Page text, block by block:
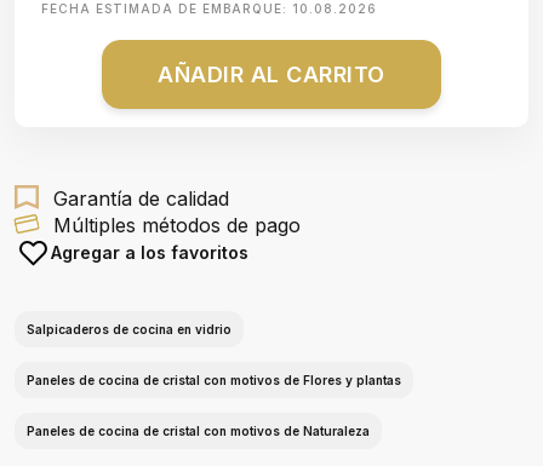
FECHA ESTIMADA DE EMBARQUE: 10.08.2026
AÑADIR AL CARRITO
Garantía de calidad
Múltiples métodos de pago
Agregar a los favoritos
Salpicaderos de cocina en vidrio
Paneles de cocina de cristal con motivos de Flores y plantas
Paneles de cocina de cristal con motivos de Naturaleza